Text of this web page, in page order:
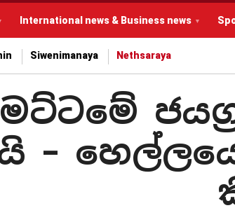
International news & Business news
Siwenimanaya Nethsaraya
–